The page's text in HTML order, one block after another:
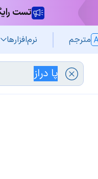
تست
مترجم نرم‌افزار‌ها